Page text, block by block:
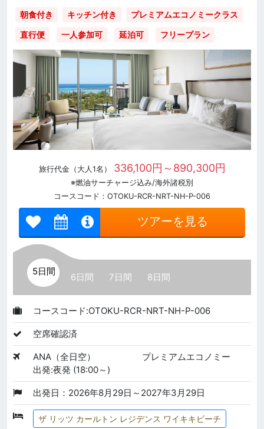
朝食付き キッチン付き
プレミアムエコノミークラス
直行便
一人参加可 延泊可 フリープラン
旅行代金（大人1名） 336,100円～890,300円
※燃油サーチャージ込み/海外諸税別
コースコード：OTOKU-RCR-NRT-NH-P-006
ツアーを見る
5日間
6日間 7日間 8日間
コースコード:OTOKU-RCR-NRT-NH-P-006
空席確認済
ANA（全日空）
プレミアムエコノミー
出発:夜発 (18:00～)
出発日：2026年8月29日～2027年3月29日
ザ リッツ カールトン レジデンス ワイキキビーチ